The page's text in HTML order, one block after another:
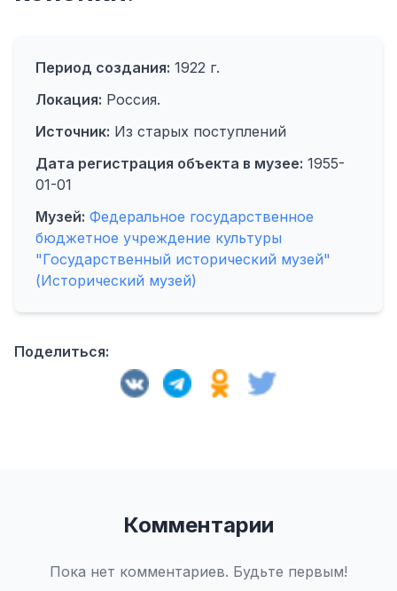
Период создания: 1922 г.
Локация: Россия.
Источник: Из старых поступлений
Дата регистрация объекта в музее: 1955-
01-01
Музей: Федеральное государственное
бюджетное учреждение культуры
"Государственный исторический музей"
(Исторический музей)
Поделиться:
Комментарии
Пока нет комментариев. Будьте первым!